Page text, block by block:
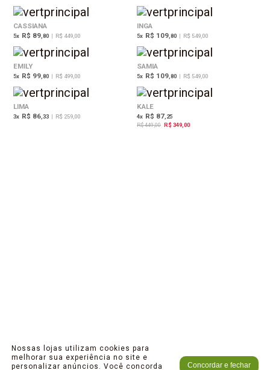
CASSIANA
5x R$ 89 ,80 | R$ 449,00
INGA
5x R$ 109,80 | R$ 549,00
EMILY
5x R$ 99 ,80 | R$ 499,00
SAMIA
5x R$ 109,80 | R$ 549,00
LIMA
3x R$ 86 ,33 | R$ 259,00
KALE
4x R$ 87,25
R$ 449,00 R$ 349,00
Nossas lojas utilizam cookies para
melhorar sua experiência no site e
personalizar anúncios. Você concorda
Concordar e fechar